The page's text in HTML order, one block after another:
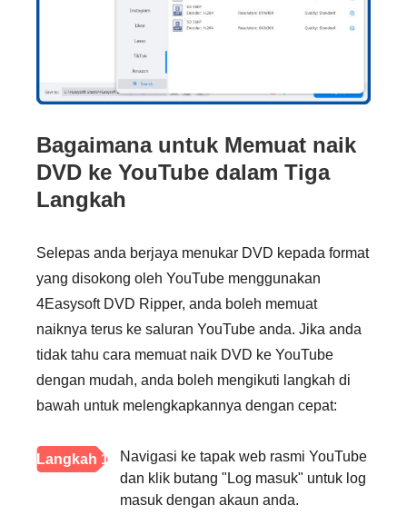
Bagaimana untuk Memuat naik
DVD ke YouTube dalam Tiga
Langkah
Selepas anda berjaya menukar DVD kepada format
yang disokong oleh YouTube menggunakan
4Easysoft DVD Ripper, anda boleh memuat
naiknya terus ke saluran YouTube anda. Jika anda
tidak tahu cara memuat naik DVD ke YouTube
dengan mudah, anda boleh mengikuti langkah di
bawah untuk melengkapkannya dengan cepat:
Langkah 1
Navigasi ke tapak web rasmi YouTube
dan klik butang "Log masuk" untuk log
masuk dengan akaun anda.